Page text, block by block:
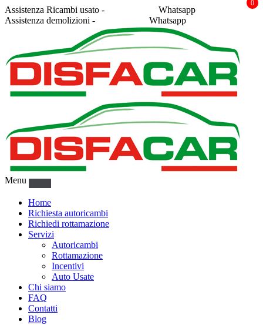
Assistenza Ricambi usato -
Whatsapp
Assistenza demolizioni -
Whatsapp
Menu
Home
Richiesta autoricambi
Richiedi rottamazione
Servizi
Autoricambi
Rottamazione
Incentivi
Auto Usate
Chi siamo
FAQ
Contatti
Blog
0